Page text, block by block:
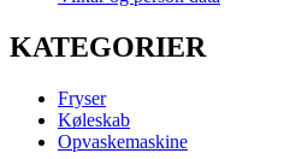
KATEGORIER
Fryser
Køleskab
Opvaskemaskine